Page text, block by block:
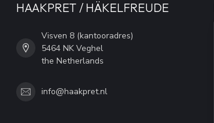
HAAKPRET / HÄKELFREUDE
Visven 8 (kantooradres)
5464 NK Veghel
the Netherlands
info@haakpret.nl